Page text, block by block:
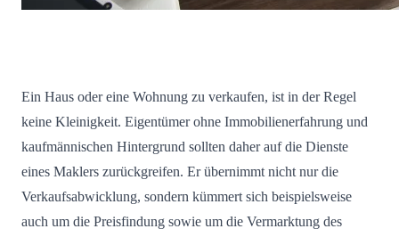
Ein Haus oder eine Wohnung zu verkaufen, ist in der Regel
keine Kleinigkeit. Eigentümer ohne Immobilienerfahrung und
kaufmännischen Hintergrund sollten daher auf die Dienste
eines Maklers zurückgreifen. Er übernimmt nicht nur die
Verkaufsabwicklung, sondern kümmert sich beispielsweise
auch um die Preisfindung sowie um die Vermarktung des